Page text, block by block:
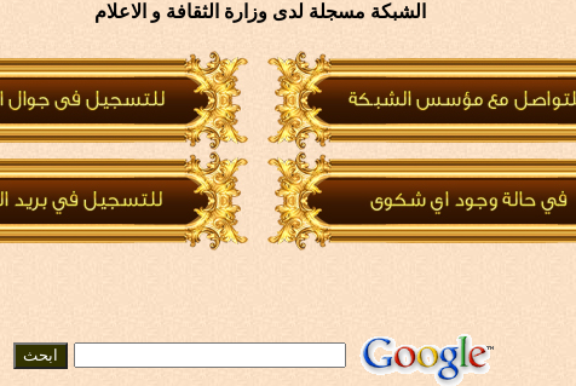
الشبكة مسجلة لدى وزارة الثقافة و الاعلام